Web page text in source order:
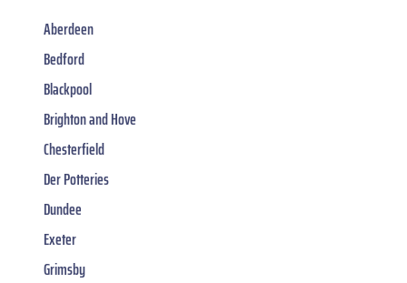
Aberdeen
Bedford
Blackpool
Brighton and Hove
Chesterfield
Der Potteries
Dundee
Exeter
Grimsby